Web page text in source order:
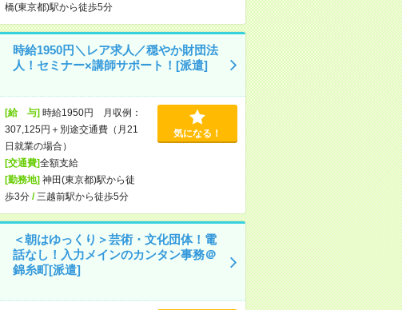
橋(東京都)駅から徒歩5分
時給1950円＼レア求人／穏やか財団法
人！セミナー×講師サポート！[派遣]
[給 与]時給1950円 月収例：
307,125円＋別途交通費（月21
日就業の場合）
[交通費]全額支給
[勤務地]神田(東京都)駅から徒
歩3分/ 三越前駅から徒歩5分
気になる！
＜朝はゆっくり＞芸術・文化団体！電
話なし！入力メインのカンタン事務＠
錦糸町[派遣]